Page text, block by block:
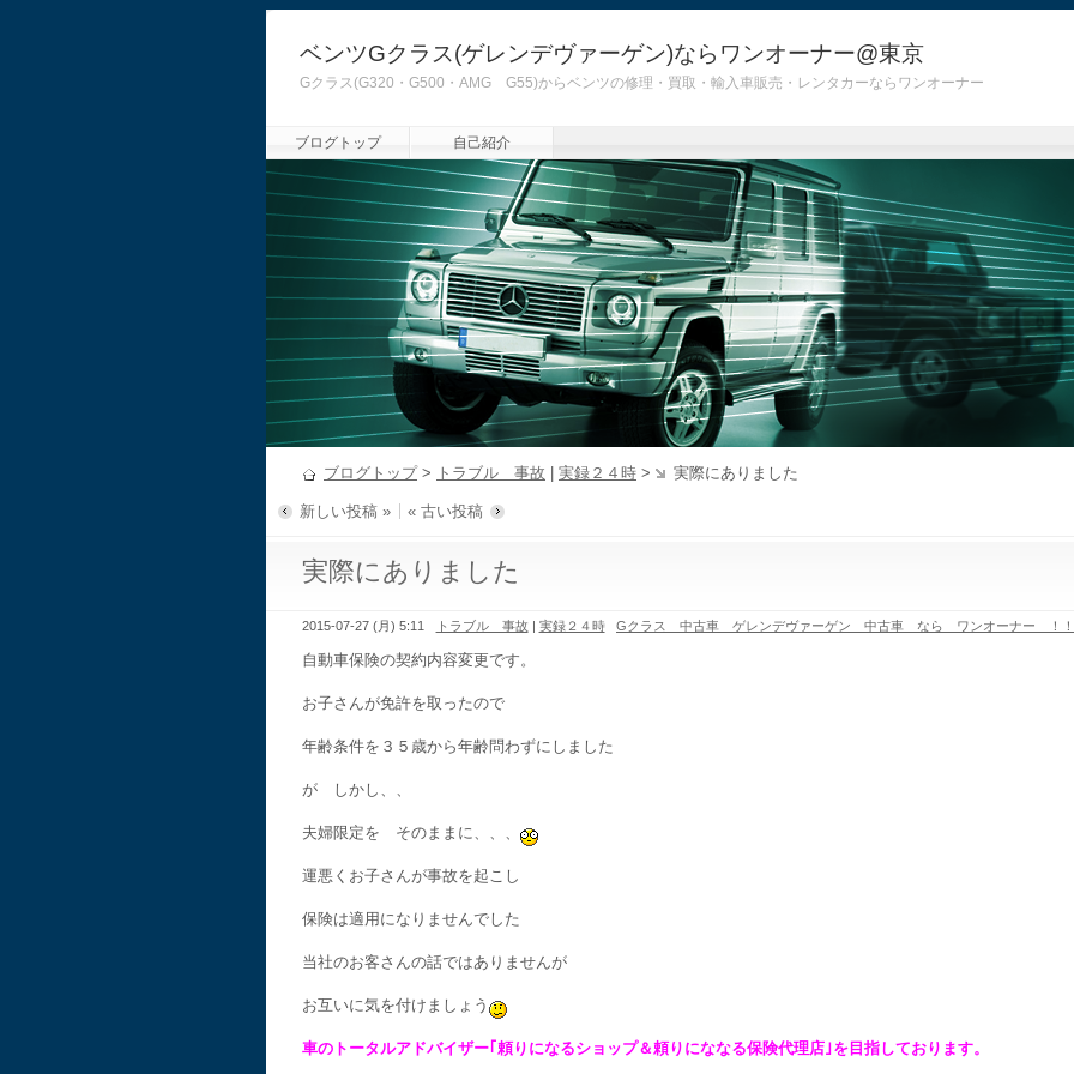
ベンツGクラス(ゲレンデヴァーゲン)ならワンオーナー@東京
Gクラス(G320・G500・AMG G55)からベンツの修理・買取・輸入車販売・レンタカーならワンオーナー
ブログトップ 自己紹介
ブログトップ> トラブル 事故 実録２４時 > 実際にありました
新しい投稿 » « 古い投稿
実際にありました
2015-07-27 (月) 5:11 トラブル 事故 | 実録２４時 Gクラス 中古車 ゲレンデヴァーゲン 中古車 なら ワンオーナー ！
自動車保険の契約内容変更です。
お子さんが免許を取ったので
年齢条件を３５歳から年齢問わずにしました
が しかし、、
夫婦限定を そのままに、、、
運悪くお子さんが事故を起こし
保険は適用になりませんでした
当社のお客さんの話ではありませんが
お互いに気を付けましょう
車のトータルアドバイザー｢頼りになるショップ＆頼りにななる保険代理店｣を目指しております。